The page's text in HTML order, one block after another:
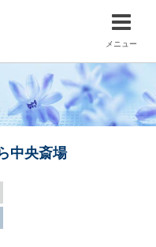
メニュー
中央斎場